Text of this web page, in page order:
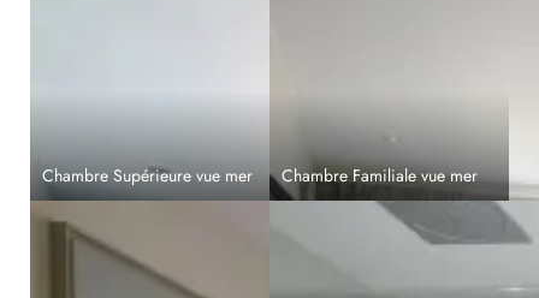
Chambre Supérieure vue mer Chambre Familiale vue mer